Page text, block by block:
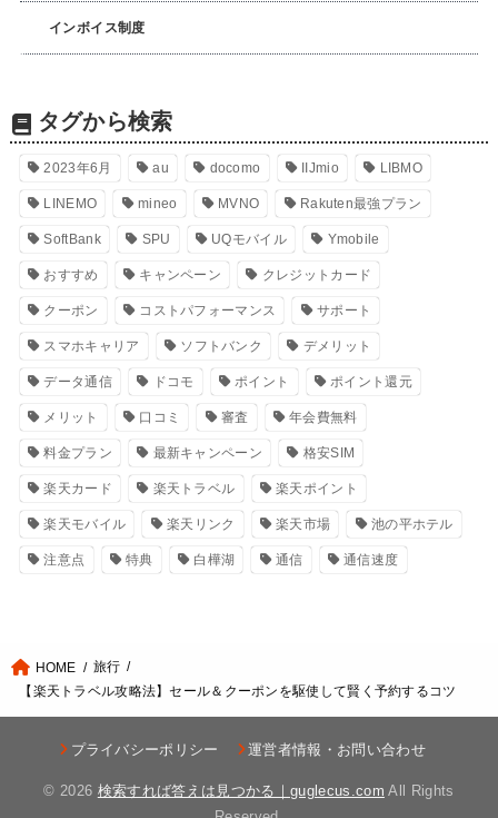
インボイス制度
タグから検索
2023年6月 au docomo IIJmio LIBMO
LINEMO mineo MVNO Rakuten最強プラン
SoftBank SPU UQモバイル Ymobile
おすすめ キャンペーン クレジットカード
クーポン コストパフォーマンス サポート
スマホキャリア ソフトバンク デメリット
データ通信 ドコモ ポイント ポイント還元
メリット 口コミ 審査 年会費無料
料金プラン 最新キャンペーン 格安SIM
楽天カード 楽天トラベル 楽天ポイント
楽天モバイル 楽天リンク 楽天市場 池の平ホテル
注意点 特典 白樺湖 通信 通信速度
HOME
旅行
【楽天トラベル攻略法】セール＆クーポンを駆使して賢く予約するコツ
プライバシーポリシー 運営者情報・お問い合わせ
© 2026 検索すれば答えは見つかる｜guglecus.com All Rights